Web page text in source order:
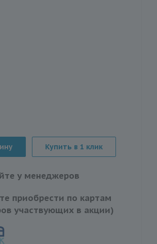
Купить в 1 клик
у менеджеров
приобрести по картам
участвующих в акции)